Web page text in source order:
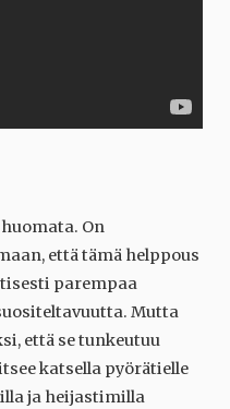
On
että tämä helppous
parempaa
Mutta
että se tunkeutuu
katsella pyörätielle
ja heijastimilla